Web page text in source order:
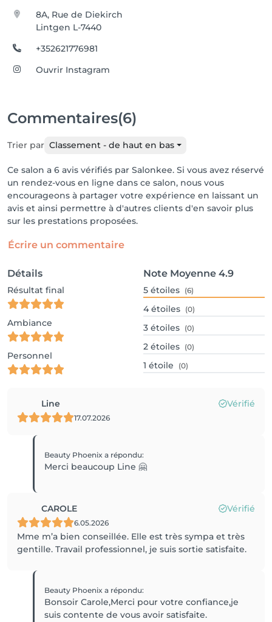
8A, Rue de Diekirch
Lintgen L-7440
+352621776981
Ouvrir Instagram
Commentaires(6)
Trier par Classement - de haut en bas
Ce salon a 6 avis vérifiés par Salonkee. Si vous avez réservé
un rendez-vous en ligne dans ce salon, nous vous
encourageons à partager votre expérience en laissant un
avis et ainsi permettre à d'autres clients d'en savoir plus
sur les prestations proposées.
Écrire un commentaire
Détails
Résultat final
Ambiance
Personnel
Note Moyenne 4.9
5 étoiles (6)
4 étoiles (0)
3 étoiles (0)
2 étoiles (0)
1 étoile (0)
Line Vérifié
17.07.2026
Beauty Phoenixa répondu:
Merci beaucoup Line 🤗
CAROLE Vérifié
6.05.2026
Mme m’a bien conseillée. Elle est très sympa et très
gentille. Travail professionnel, je suis sortie satisfaite.
Beauty Phoenixa répondu:
Bonsoir Carole,Merci pour votre confiance,je
suis contente de vous avoir satisfaite.